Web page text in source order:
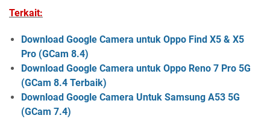
Terkait:
Download Google Camera untuk Oppo Find X5 & X5
Pro (GCam 8.4)
Download Google Camera untuk Oppo Reno 7 Pro 5G
(GCam 8.4 Terbaik)
Download Google Camera Untuk Samsung A53 5G
(GCam 7.4)